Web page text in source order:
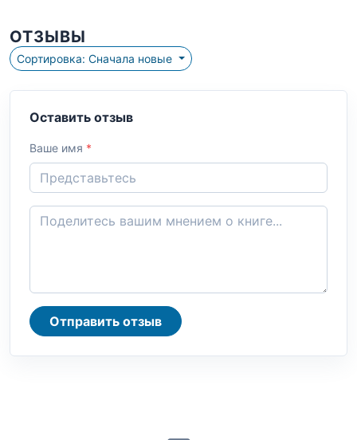
ОТЗЫВЫ
Сортировка: Сначала новые
Оставить отзыв
Ваше имя *
Отправить отзыв